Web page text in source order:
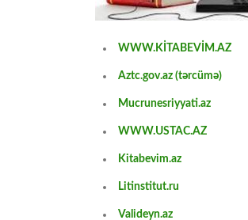
WWW.KİTABEVİM.AZ
Aztc.gov.az (tərcümə)
Mucrunesriyyati.az
WWW.USTAC.AZ
Kitabevim.az
Litinstitut.ru
Valideyn.az